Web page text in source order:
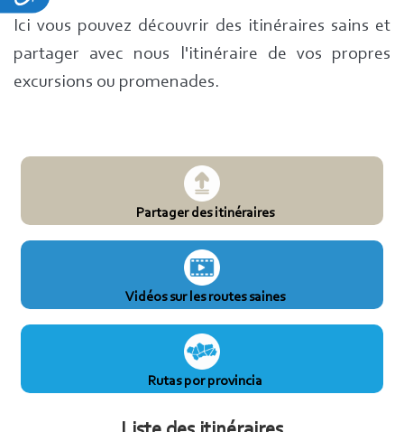
Ici vous pouvez découvrir des itinéraires sains et
partager avec nous l'itinéraire de vos propres
excursions ou promenades.
Partager des itinéraires
Vidéos sur les routes saines
Rutas por provincia